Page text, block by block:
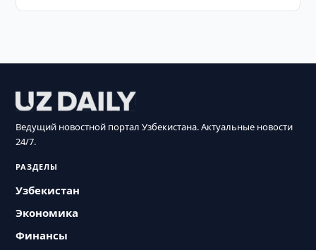
Ведущий новостной портал Узбекистана. Актуальные новости
24/7.
РАЗДЕЛЫ
Узбекистан
Экономика
Финансы